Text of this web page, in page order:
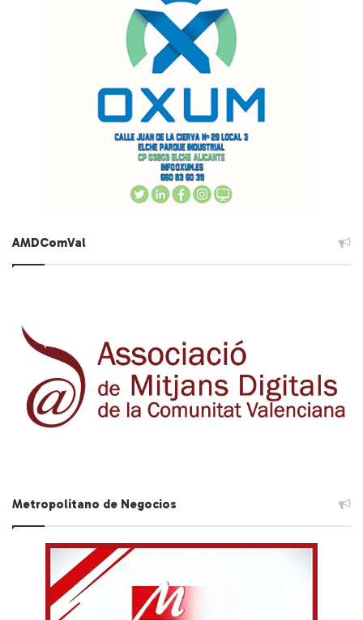
AMDComVal
Metropolitano de Negocios